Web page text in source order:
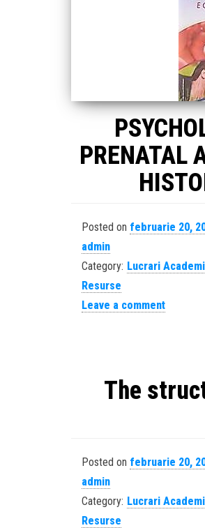
PRENATAL
Posted on februarie 20,
admin
Category: Lucrari
Resurse
Leave a comment
The
Posted on februarie 20,
admin
Category: Lucrari
Resurse